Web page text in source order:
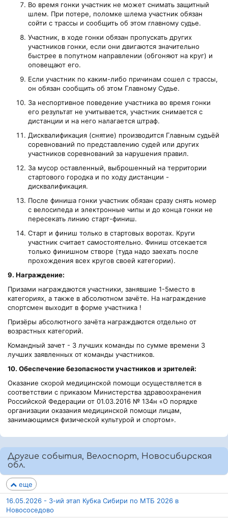
Во время гонки участник не может снимать защитный
шлем. При потере, поломке шлема участник обязан
сойти с трассы и сообщить об этом главному судье.
Участник, в ходе гонки обязан пропускать других
участников гонки, если они двигаются значительно
быстрее в попутном направлении (обгоняют на круг) и
оповещают его.
Если участник по каким-либо причинам сошел с трассы,
он обязан сообщить об этом Главному Судье.
За неспортивное поведение участника во время гонки
его результат не учитывается, участник снимается с
дистанции и на него налагается штраф.
Дисквалификация (снятие) производится Главным судьёй
соревнований по представлению судей или других
участников соревнований за нарушения правил.
За мусор оставленный, выброшенный на территории
стартового городка и по ходу дистанции -
дисквалификация.
После финиша гонки участник обязан сразу снять номер
с велосипеда и электронные чипы и до конца гонки не
пересекать линию старт-финиш.
Старт и финиш только в стартовых воротах. Круги
участник считает самостоятельно. Финиш отсекается
только финишном створе (туда надо заехать после
прохождения всех кругов своей категории).
9. Награждение:
Призами награждаются участники, занявшие 1-5место в
категориях, а также в абсолютном зачёте. На награждение
спортсмен выходит в форме участника !
Призёры абсолютного зачёта награждаются отдельно от
возрастных категорий.
Командный зачет - 3 лучших команды по сумме времени 3
лучших заявленных от команды участников.
10. Обеспечение безопасности участников и зрителей:
Оказание скорой медицинской помощи осуществляется в
соответствии с приказом Министерства здравоохранения
Российской Федерации от 01.03.2016 № 134н «О порядке
организации оказания медицинской помощи лицам,
занимающимся физической культурой и спортом».
Другие события, Велоспорт, Новосибирская
обл.
еще
16.05.2026 - 3-ий этап Кубка Сибири по МТБ 2026 в
Новососедово